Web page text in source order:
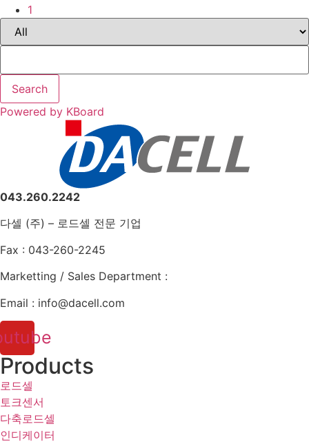
1
Search
Powered by KBoard
043.260.2242
다셀 (주) – 로드셀 전문 기업
Fax : 043-260-2245
Marketting / Sales Department :
Email : info@dacell.com
Products
로드셀
토크센서
다축로드셀
인디케이터